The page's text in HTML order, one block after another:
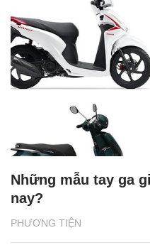
PHƯƠNG TIỆN
Những mẫu tay ga
nay?